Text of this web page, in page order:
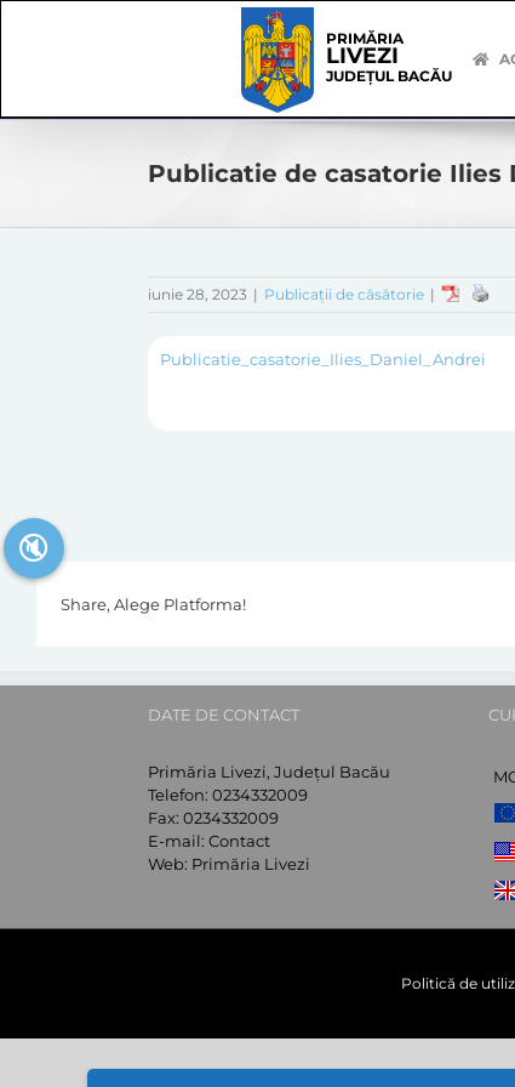
PRIMĂRIA
LIVEZI
JUDEȚUL BACĂU
Publicatie de casatorie Ilies
iunie 28, 2023 | Publicații de căsătorie |
Publicatie_casatorie_Ilies_Daniel_Andrei
Share, Alege Platforma!
DATE DE CONTACT
Primăria Livezi, Județul Bacău
Telefon: 0234332009
Fax: 0234332009
E-mail: Contact
Web: Primăria Livezi
Politică de
🔇